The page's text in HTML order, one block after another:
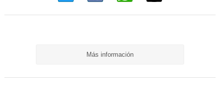
Más información